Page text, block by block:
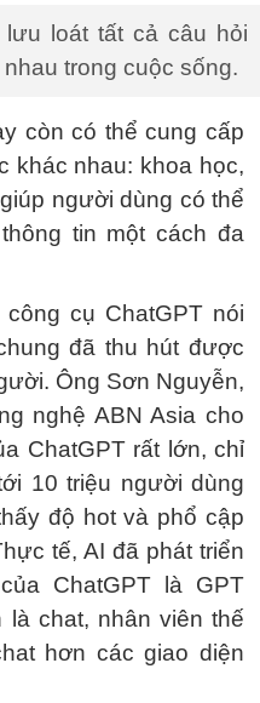
loát tất cả câu hỏi
trong cuộc sống.
còn có thể cung cấp
khác nhau: khoa học,
người dùng có thể
tin một cách đa
cụ ChatGPT nói
đã thu hút được
Ông Sơn Nguyễn,
nghệ ABN Asia cho
ChatGPT rất lớn, chỉ
10 triệu người dùng
độ hot và phổ cập
tế, AI đã phát triển
ChatGPT là GPT
chat, nhân viên thế
hơn các giao diện